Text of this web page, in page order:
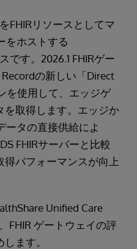
FHIRリソースとしてマ
をホストする
です。2026.1 FHIRゲー
の新しい「Direct
を使用して、エッジゲ
を取得します。エッジか
ータの直接供給によ
FHIRサーバーと比較
得パフォーマンスが向上
Unified Care
FHIR ゲートウェイの評
ます。